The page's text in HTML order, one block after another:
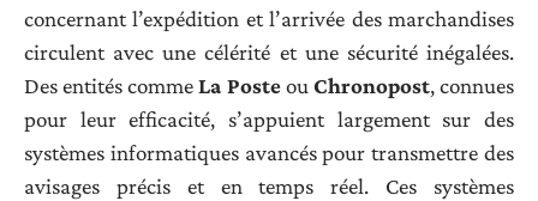
concernant l’expédition et l’arrivée des marchandises
circulent avec une célérité et une sécurité inégalées.
Des entités commeLa PosteouChronopost, connues
pour leur efficacité, s’appuient largement sur des
systèmes informatiques avancés pour transmettre des
avisages précis et en temps réel. Ces systèmes